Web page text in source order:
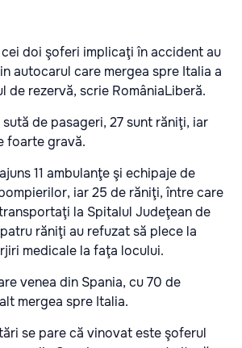
doi şoferi implicaţi în accident au
autocarul care mergea spre Italia a
de rezervă, scrie RomâniaLiberă.
de pasageri, 27 sunt răniţi, iar
foarte gravă.
11 ambulanţe şi echipaje de
iar 25 de răniţi, între care
la Spitalul Judeţean de
răniţi au refuzat să plece la
medicale la faţa locului.
venea din Spania, cu 70 de
mergea spre Italia.
se pare că vinovat este şoferul